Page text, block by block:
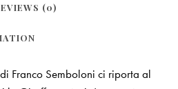
(0)
Franco Semboloni ci riporta al